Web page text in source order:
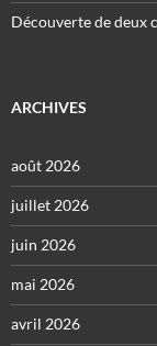
Découverte de deux
ARCHIVES
août 2026
juillet 2026
juin 2026
mai 2026
avril 2026